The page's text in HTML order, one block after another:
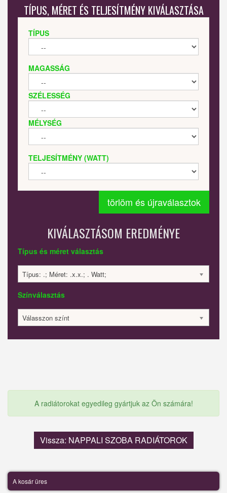
TÍPUS, MÉRET ÉS TELJESÍTMÉNY KIVÁLASZTÁSA
TÍPUS
MAGASSÁG
SZÉLESSÉG
MÉLYSÉG
TELJESÍTMÉNY (WATT)
törlöm és újraválasztok
KIVÁLASZTÁSOM EREDMÉNYE
Típus és méret választás
Típus: .; Méret: .x.x.; . Watt;
Színválasztás
Válasszon színt
A radiátorokat egyedileg gyártjuk az Ön számára!
Vissza: NAPPALI SZOBA RADIÁTOROK
A kosár üres